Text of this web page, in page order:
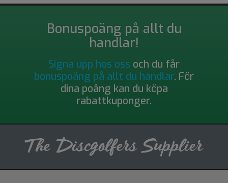
Bonuspoäng på allt du
handlar!
Signa upp hos oss och du får
bonuspoäng på allt du handlar. För
dina poäng kan du köpa
rabattkuponger.